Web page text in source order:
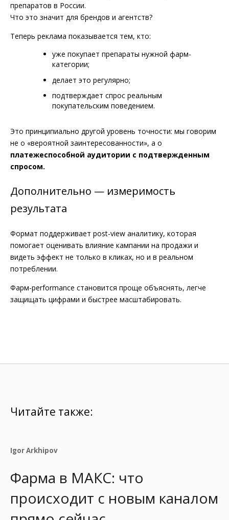
препаратов в России.
Что это значит для брендов и агентств?
Теперь реклама показывается тем, кто:
уже покупает препараты нужной фарм-
категории;
делает это регулярно;
подтверждает спрос реальным
покупательским поведением.
Это принципиально другой уровень точности: мы говорим
не о «вероятной заинтересованности», а о
платежеспособной аудитории с подтвержденным
спросом.
Дополнительно — измеримость
результата
Формат поддерживает post-view аналитику, которая
помогает оценивать влияние кампании на продажи и
видеть эффект не только в кликах, но и в реальном
потреблении.
Фарм-performance становится проще объяснять, легче
защищать цифрами и быстрее масштабировать.
Читайте также:
Igor Arkhipov
Фарма в МАКС: что
происходит с новым каналом